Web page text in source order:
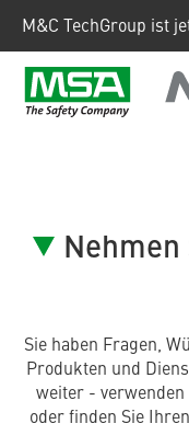
M&C TechGroup ist
Sie haben Fragen,
Produkten und
weiter -
oder finden Sie